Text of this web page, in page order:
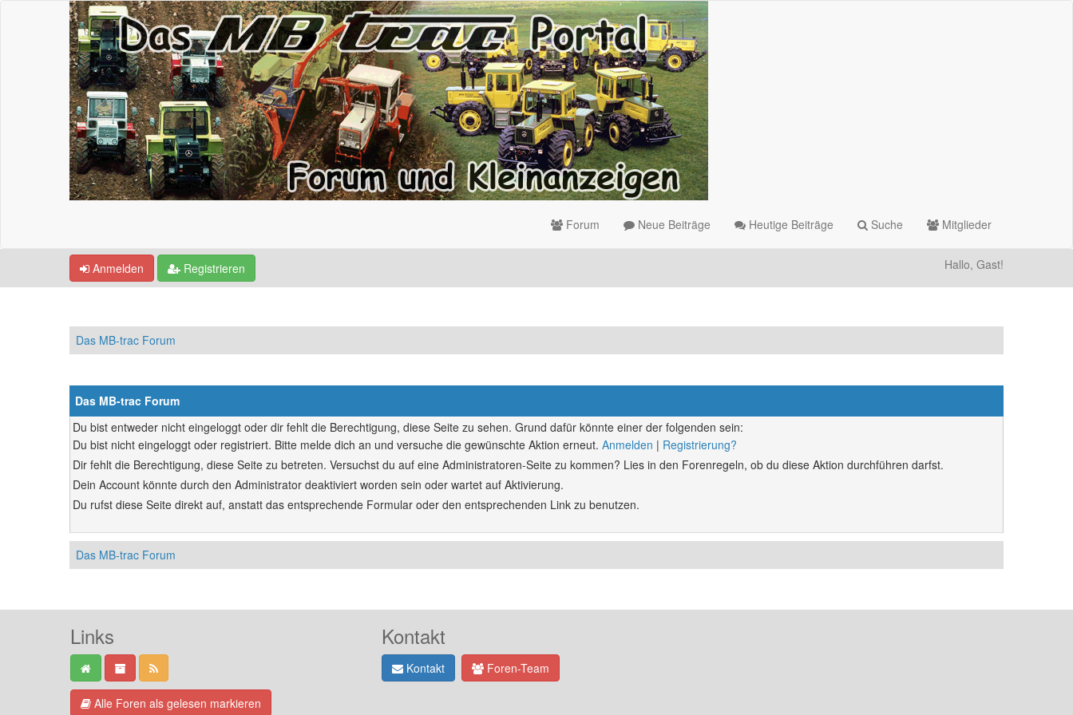
Forum Neue Beiträge Heutige Beiträge Suche Mitglieder
Anmelden Registrieren Hallo, Gast!
Das MB-trac Forum
Das MB-trac Forum
Du bist entweder nicht eingeloggt oder dir fehlt die Berechtigung, diese Seite zu sehen. Grund dafür könnte einer der folgenden sein:
Du bist nicht eingeloggt oder registriert. Bitte melde dich an und versuche die gewünschte Aktion erneut. Anmelden | Registrierung?
Dir fehlt die Berechtigung, diese Seite zu betreten. Versuchst du auf eine Administratoren-Seite zu kommen? Lies in den Forenregeln, ob du diese Aktion durchführen darfst.
Dein Account könnte durch den Administrator deaktiviert worden sein oder wartet auf Aktivierung.
Du rufst diese Seite direkt auf, anstatt das entsprechende Formular oder den entsprechenden Link zu benutzen.
Das MB-trac Forum
Links
Alle Foren als gelesen markieren
Kontakt
Kontakt Foren-Team